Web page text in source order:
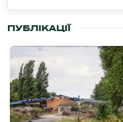
ПУБЛІКАЦІЇ